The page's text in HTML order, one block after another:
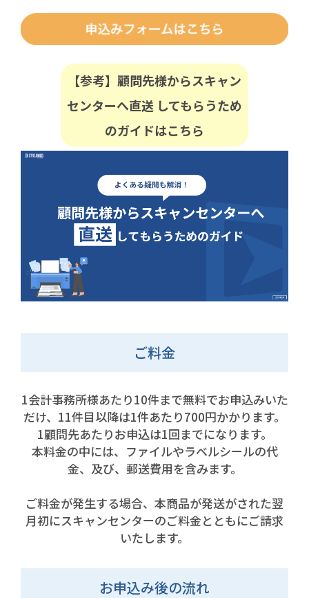
【参考】顧問先様からスキャン
センターへ直送 してもらうため
のガイドはこちら
ご料金
1会計事務所様あたり10件まで無料でお申込みいた
だけ、11件目以降は1件あたり700円かかります。
1顧問先あたりお申込は1回までになります。
本料金の中には、ファイルやラベルシールの代
金、及び、郵送費用を含みます。
ご料金が発生する場合、本商品が発送がされた翌
月初にスキャンセンターのご料金とともにご請求
いたします。
お申込み後の流れ